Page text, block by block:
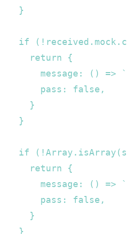
  }
if
    return {
message: () =>
      pass: false,
    }
  }
if
    return {
message: () =>
      pass: false,
    }
  }